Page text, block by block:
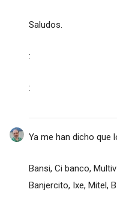
Saludos.
:
:
Ya me han dicho que
Bansi, Ci banco,
Banjercito, Ixe, Mitel,